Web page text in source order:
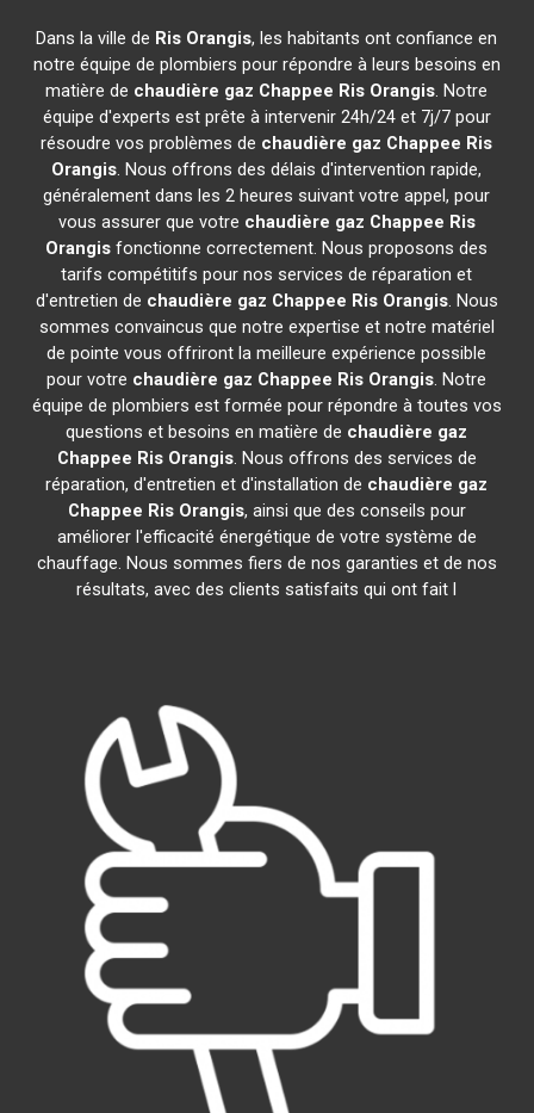
Dans la ville de Ris Orangis, les habitants ont confiance en
notre équipe de plombiers pour répondre à leurs besoins en
matière de chaudière gaz Chappee Ris Orangis. Notre
équipe d'experts est prête à intervenir 24h/24 et 7j/7 pour
résoudre vos problèmes de chaudière gaz Chappee Ris
Orangis. Nous offrons des délais d'intervention rapide,
généralement dans les 2 heures suivant votre appel, pour
vous assurer que votre chaudière gaz Chappee Ris
Orangis fonctionne correctement. Nous proposons des
tarifs compétitifs pour nos services de réparation et
d'entretien de chaudière gaz Chappee Ris Orangis. Nous
sommes convaincus que notre expertise et notre matériel
de pointe vous offriront la meilleure expérience possible
pour votre chaudière gaz Chappee Ris Orangis. Notre
équipe de plombiers est formée pour répondre à toutes vos
questions et besoins en matière de chaudière gaz
Chappee Ris Orangis. Nous offrons des services de
réparation, d'entretien et d'installation de chaudière gaz
Chappee Ris Orangis, ainsi que des conseils pour
améliorer l'efficacité énergétique de votre système de
chauffage. Nous sommes fiers de nos garanties et de nos
résultats, avec des clients satisfaits qui ont fait l